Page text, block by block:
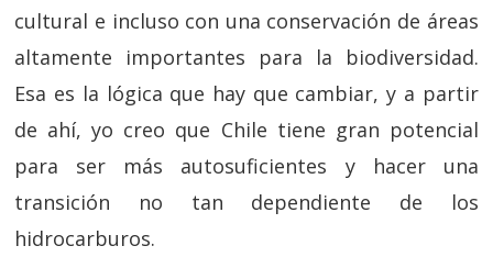
cultural e incluso con una conservación de áreas
altamente importantes para la biodiversidad.
Esa es la lógica que hay que cambiar, y a partir
de ahí, yo creo que Chile tiene gran potencial
para ser más autosuficientes y hacer una
transición no tan dependiente de los
hidrocarburos.